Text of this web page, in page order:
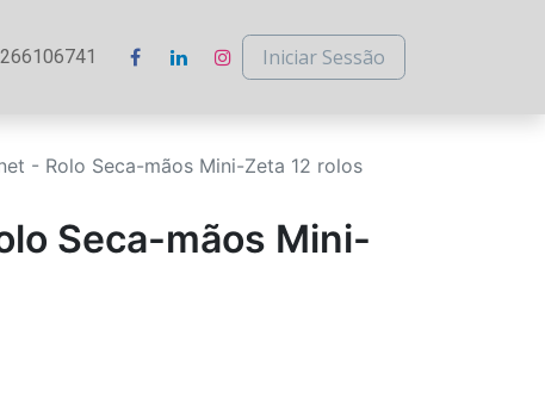
Iniciar Sessão
- Rolo Seca-mãos Mini-Zeta 12 rolos
Seca-mãos Mini-